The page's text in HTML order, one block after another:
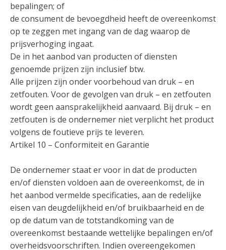
bepalingen; of
de consument de bevoegdheid heeft de overeenkomst
op te zeggen met ingang van de dag waarop de
prijsverhoging ingaat.
De in het aanbod van producten of diensten
genoemde prijzen zijn inclusief btw.
Alle prijzen zijn onder voorbehoud van druk – en
zetfouten. Voor de gevolgen van druk – en zetfouten
wordt geen aansprakelijkheid aanvaard. Bij druk – en
zetfouten is de ondernemer niet verplicht het product
volgens de foutieve prijs te leveren.
Artikel 10 – Conformiteit en Garantie
De ondernemer staat er voor in dat de producten
en/of diensten voldoen aan de overeenkomst, de in
het aanbod vermelde specificaties, aan de redelijke
eisen van deugdelijkheid en/of bruikbaarheid en de
op de datum van de totstandkoming van de
overeenkomst bestaande wettelijke bepalingen en/of
overheidsvoorschriften. Indien overeengekomen